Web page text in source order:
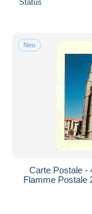
Status
Neu
Carte Postale -
Flamme Postale